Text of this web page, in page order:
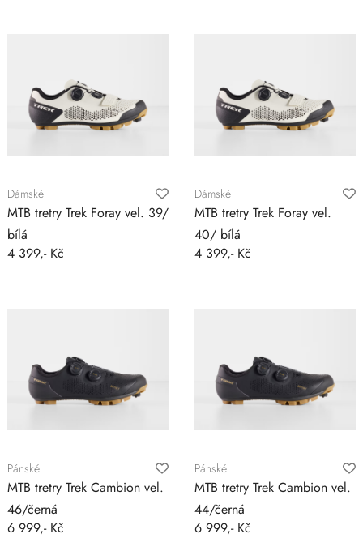
Dámské
MTB tretry Trek Foray vel. 39/
bílá
4 399,- Kč
Dámské
MTB tretry Trek Foray vel.
40/ bílá
4 399,- Kč
Pánské
MTB tretry Trek Cambion vel.
46/černá
6 999,- Kč
Pánské
MTB tretry Trek Cambion vel.
44/černá
6 999,- Kč